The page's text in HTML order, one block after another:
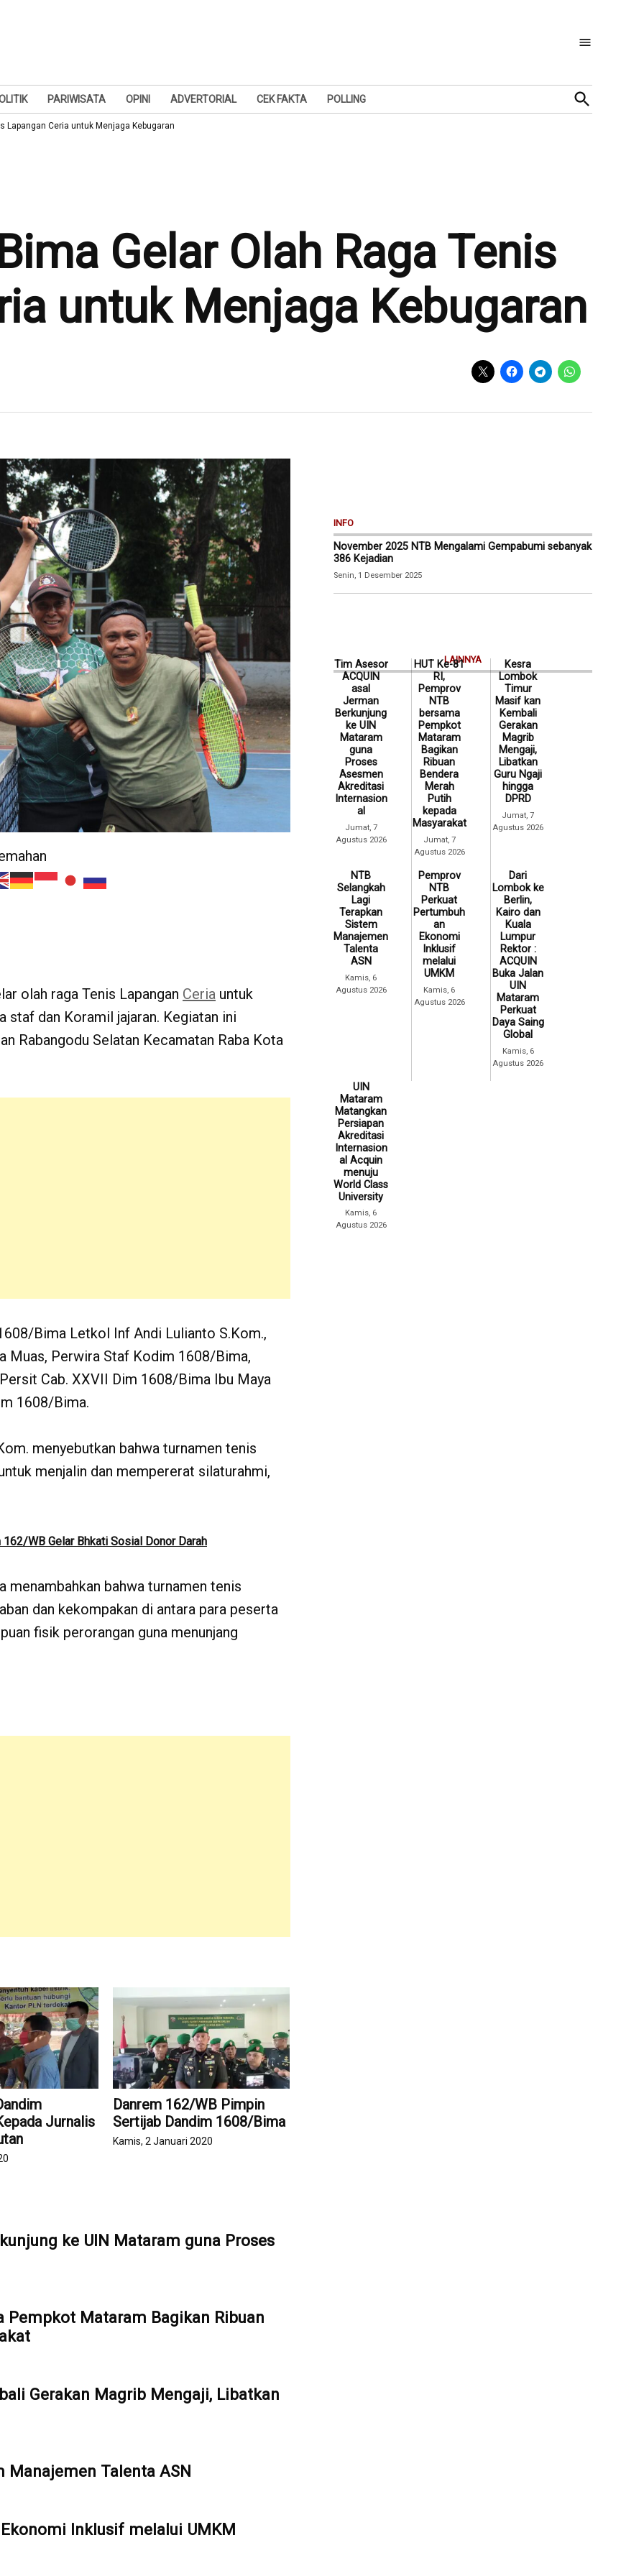
PARIWISATA OPINI ADVERTORIAL CEK FAKTA POLLING
Open
Search
Lapangan Ceria untuk Menjaga Kebugaran
Gelar Olah Raga Tenis
untuk Menjaga Kebugaran
olah raga Tenis Lapangan Ceria untuk
staf dan Koramil jajaran. Kegiatan ini
Rabangodu Selatan Kecamatan Raba Kota
Bima Letkol Inf Andi Lulianto S.Kom.,
Muas, Perwira Staf Kodim 1608/Bima,
Cab. XXVII Dim 1608/Bima Ibu Maya
1608/Bima.
menyebutkan bahwa turnamen tenis
menjalin dan mempererat silaturahmi,
WB Gelar Bhkati Sosial Donor Darah
menambahkan bahwa turnamen tenis
dan kekompakan di antara para peserta
fisik perorangan guna menunjang
Jurnalis
Danrem 162/WB Pimpin
Sertijab Dandim 1608/Bima
Kamis, 2 Januari 2020
ke UIN Mataram guna Proses
Pempkot Mataram Bagikan Ribuan
Gerakan Magrib Mengaji, Libatkan
Manajemen Talenta ASN
Inklusif melalui UMKM
INFO
November 2025 NTB Mengalami Gempabumi sebanyak
386 Kejadian
Senin, 1 Desember 2025
LAINNYA
Tim Asesor
ACQUIN
asal
Jerman
Berkunjung
ke UIN
Mataram
guna
Proses
Asesmen
Akreditasi
Internasion
al
Jumat, 7
Agustus 2026
HUT Ke-81
RI,
Pemprov
NTB
bersama
Pempkot
Mataram
Bagikan
Ribuan
Bendera
Merah
Putih
kepada
Masyarakat
Jumat, 7
Agustus 2026
Kesra
Lombok
Timur
Masif kan
Kembali
Gerakan
Magrib
Mengaji,
Libatkan
Guru Ngaji
hingga
DPRD
Jumat, 7
Agustus 2026
NTB
Selangkah
Lagi
Terapkan
Sistem
Manajemen
Talenta
ASN
Kamis, 6
Agustus 2026
Pemprov
NTB
Perkuat
Pertumbuh
an
Ekonomi
Inklusif
melalui
UMKM
Kamis, 6
Agustus 2026
Dari
Lombok ke
Berlin,
Kairo dan
Kuala
Lumpur
Rektor :
ACQUIN
Buka Jalan
UIN
Mataram
Perkuat
Daya Saing
Global
Kamis, 6
Agustus 2026
UIN
Mataram
Matangkan
Persiapan
Akreditasi
Internasion
al Acquin
menuju
World Class
University
Kamis, 6
Agustus 2026